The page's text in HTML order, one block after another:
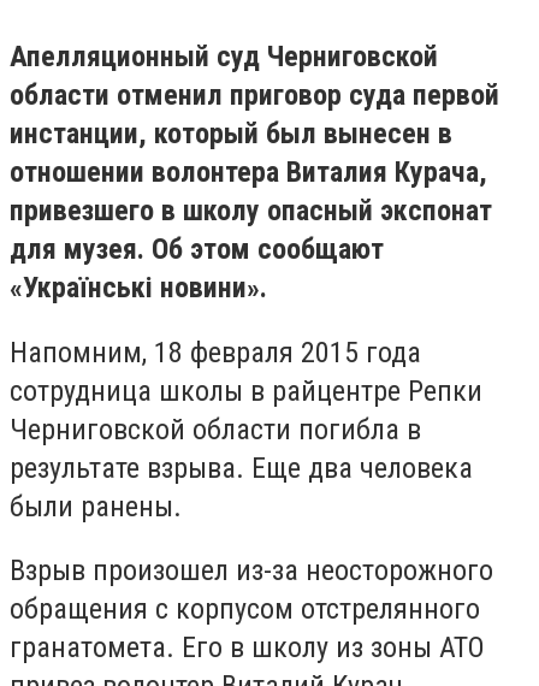
Апелляционный суд Черниговской
области отменил приговор суда первой
инстанции, который был вынесен в
отношении волонтера Виталия Курача,
привезшего в школу опасный экспонат
для музея. Об этом сообщают
«Українські новини».
Напомним, 18 февраля 2015 года
сотрудница школы в райцентре Репки
Черниговской области погибла в
результате взрыва. Еще два человека
были ранены.
Взрыв произошел из-за неосторожного
обращения с корпусом отстрелянного
гранатомета. Его в школу из зоны АТО